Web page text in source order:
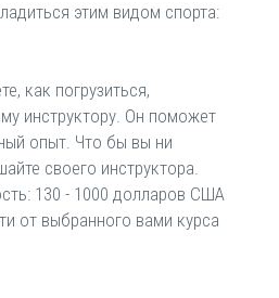
этим видом спорта:
как погрузиться,
инструктору. Он поможет
опыт. Что бы вы ни
своего инструктора.
130 - 1000 долларов США
от выбранного вами курса